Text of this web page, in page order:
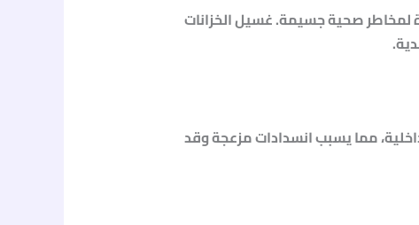
لمخاطر صحية جسيمة. غسيل الخزانات
مما يسبب انسدادات مزعجة وقد